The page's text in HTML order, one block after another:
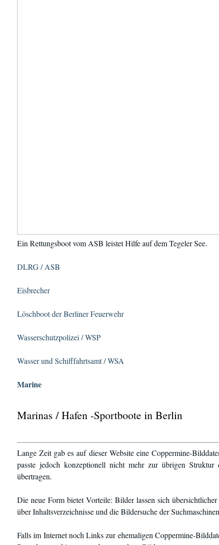
Ein Rettungsboot vom ASB leistet Hilfe auf dem Tegeler See.
DLRG / ASB
Eisbrecher
Löschboot der Berliner Feuerwehr
Wasserschutzpolizei / WSP
Wasser und Schifffahrtsamt / WSA
Marine
Marinas / Hafen -Sportboote in Berlin
Lange Zeit gab es auf dieser Website eine Coppermine-
passte jedoch konzeptionell nicht mehr zur übrigen
übertragen.
Die neue Form bietet Vorteile: Bilder lassen sich
über Inhaltsverzeichnisse und die Bildersuche der
Falls im Internet noch Links zur ehemaligen Coppermine-